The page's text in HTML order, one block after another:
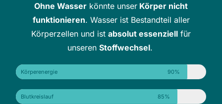
Ohne Wasser könnte unser Körper nicht
funktionieren. Wasser ist Bestandteil aller
Körperzellen und ist absolut essenziell für
unseren Stoffwechsel.
Körperenergie 90%
Blutkreislauf 85%